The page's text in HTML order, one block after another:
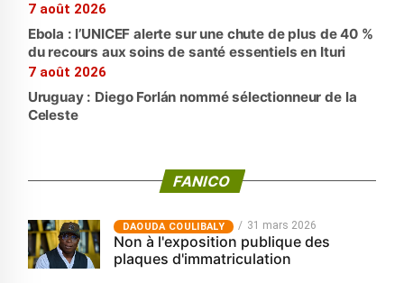
7 août 2026
Ebola : l’UNICEF alerte sur une chute de plus de 40 %
du recours aux soins de santé essentiels en Ituri
7 août 2026
Uruguay : Diego Forlán nommé sélectionneur de la
Celeste
FANICO
‎DAOUDA COULIBALY 31 mars 2026
Non à l'exposition publique des
plaques d'immatriculation